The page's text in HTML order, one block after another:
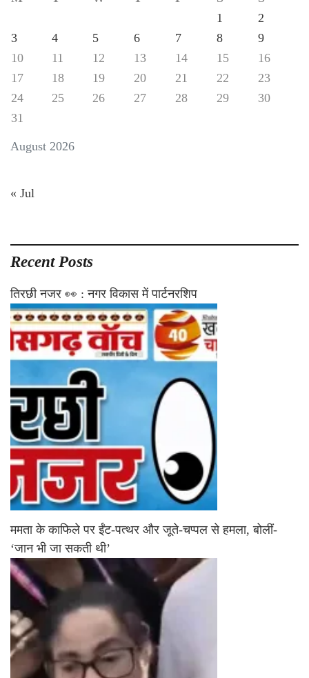
August 2026
1
2
3
4 5 6 7 8
9
10
11 12 13 14 15
16
17
18 19 20 21 22
23
24
25 26 27 28 29
30
31
« Jul
Recent Posts
तिरछी नजर 👀 : नगर विकास में पार्टनरशिप
ममता के काफिले पर ईंट-पत्थर और जूते-चप्पल से हमला, बोलीं-
‘जान भी जा सकती थी’